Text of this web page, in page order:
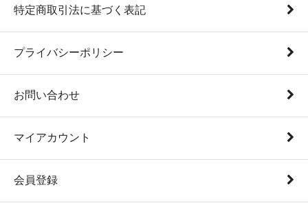
特定商取引法に基づく表記
プライバシーポリシー
お問い合わせ
マイアカウント
会員登録